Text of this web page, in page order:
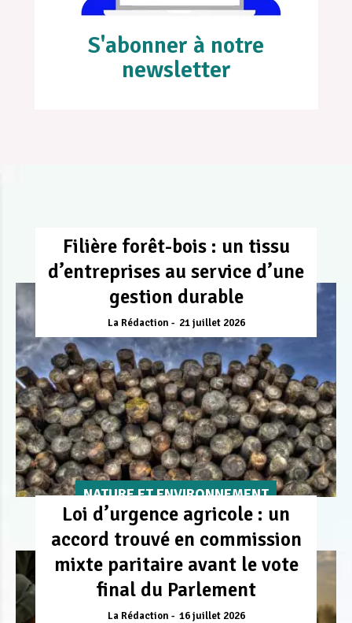
S'abonner à notre
newsletter
Filière forêt-bois : un tissu
d’entreprises au service d’une
gestion durable
La Rédaction 21 juillet 2026
NATURE ET ENVIRONNEMENT
Loi d’urgence agricole : un
accord trouvé en commission
mixte paritaire avant le vote
final du Parlement
La Rédaction 16 juillet 2026